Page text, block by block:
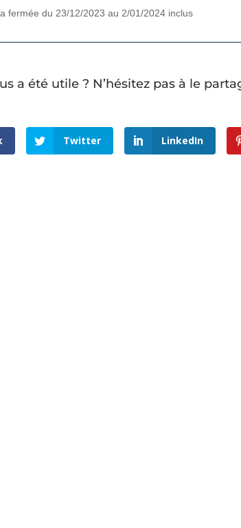
fermée du 23/12/2023 au 2/01/2024 inclus
a été utile ? N’hésitez pas à le
Twitter LinkedIn